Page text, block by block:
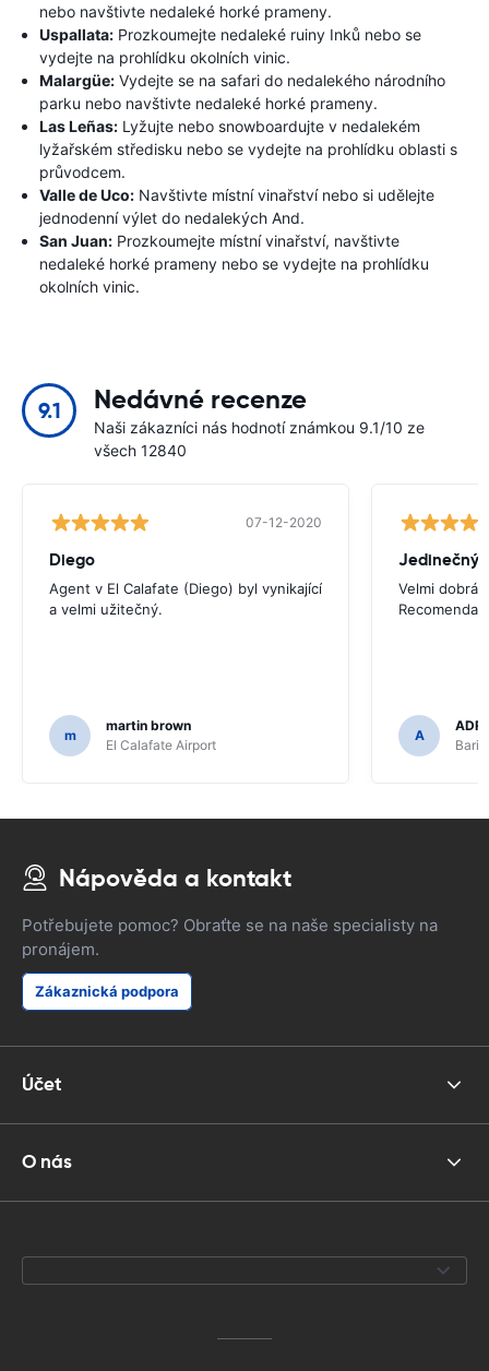
nebo navštivte nedaleké horké prameny.
Uspallata: Prozkoumejte nedaleké ruiny Inků nebo se
vydejte na prohlídku okolních vinic.
Malargüe: Vydejte se na safari do nedalekého národního
parku nebo navštivte nedaleké horké prameny.
Las Leñas: Lyžujte nebo snowboardujte v nedalekém
lyžařském středisku nebo se vydejte na prohlídku oblasti s
průvodcem.
Valle de Uco: Navštivte místní vinařství nebo si udělejte
jednodenní výlet do nedalekých And.
San Juan: Prozkoumejte místní vinařství, navštivte
nedaleké horké prameny nebo se vydejte na prohlídku
okolních vinic.
9.1 Nedávné recenze
Naši zákazníci nás hodnotí známkou 9.1/10 ze
všech 12840
07-12-2020
Diego
Agent v El Calafate (Diego) byl vynikající
a velmi užitečný.
m
martin brown
El Calafate Airport
Jedinečný
Velmi dobrá
A
Nápověda a kontakt
Potřebujete pomoc? Obraťte se na naše specialisty na
pronájem.
Zákaznická podpora
Účet
O nás